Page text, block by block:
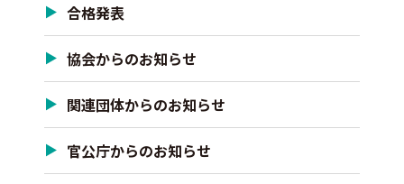
合格発表
協会からのお知らせ
関連団体からのお知らせ
官公庁からのお知らせ